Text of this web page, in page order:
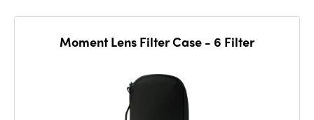
Moment Lens Filter Case - 6 Filter